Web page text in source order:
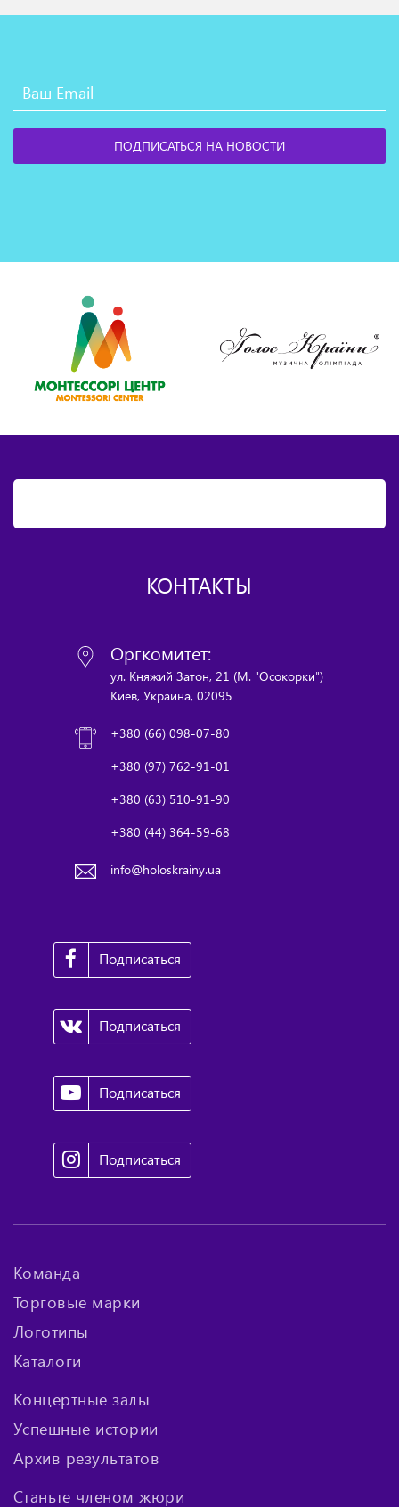
КОНТАКТЫ
Оргкомитет:
ул. Княжий Затон, 21 (М. "Осокорки")
Киев, Украина, 02095
+380 (66) 098-07-80
+380 (97) 762-91-01
+380 (63) 510-91-90
+380 (44) 364-59-68
info@holoskrainy.ua
Подписаться
Подписаться
Подписаться
Подписаться
Команда
Торговые марки
Логотипы
Каталоги
Концертные залы
Успешные истории
Архив результатов
Станьте членом жюри